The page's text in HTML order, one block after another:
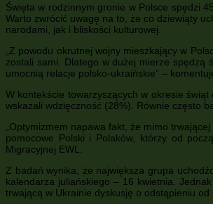
Święta w rodzinnym gronie w Polsce spędzi
Warto zwrócić uwagę na to, że co dziewiąty
narodami, jak i bliskości kulturowej.
„Z powodu okrutnej wojny mieszkający w
zostali sami. Dlatego w dużej mierze spędzą
umocnią relacje polsko-ukraińskie” –
W kontekście towarzyszących w okresie
wskazali wdzięczność (28%). Równie często
„Optymizmem napawa fakt, że mimo
pomocowe Polski i Polaków, którzy od
Migracyjnej EWL.
Z badań wynika, że największa grupa
kalendarza juliańskiego – 16 kwietnia.
trwającą w Ukrainie dyskusję o odstąpieniu od